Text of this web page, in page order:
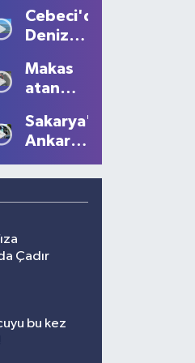
Büyüledi:
Kartpostallık
Manzaralar
Oluştu
Cebeci'de
Deniz
Tüm
Güzelliğiyle
Devam
Ediyor
Makas
atan
10 bin
lira ceza
Sakarya'dan
Ankara'ya
çağrısı
Çadır
bu kez